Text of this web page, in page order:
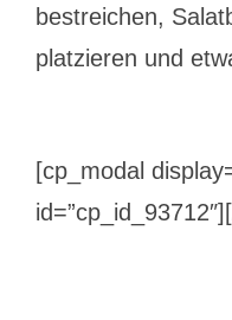
bestreichen,
platzieren und
[cp_modal